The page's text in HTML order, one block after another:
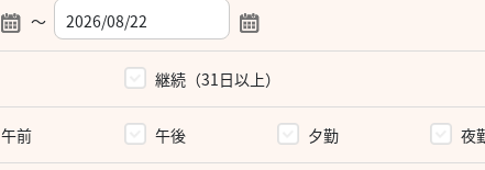
～
継続（31日以上）
午前 午後 夕勤 夜